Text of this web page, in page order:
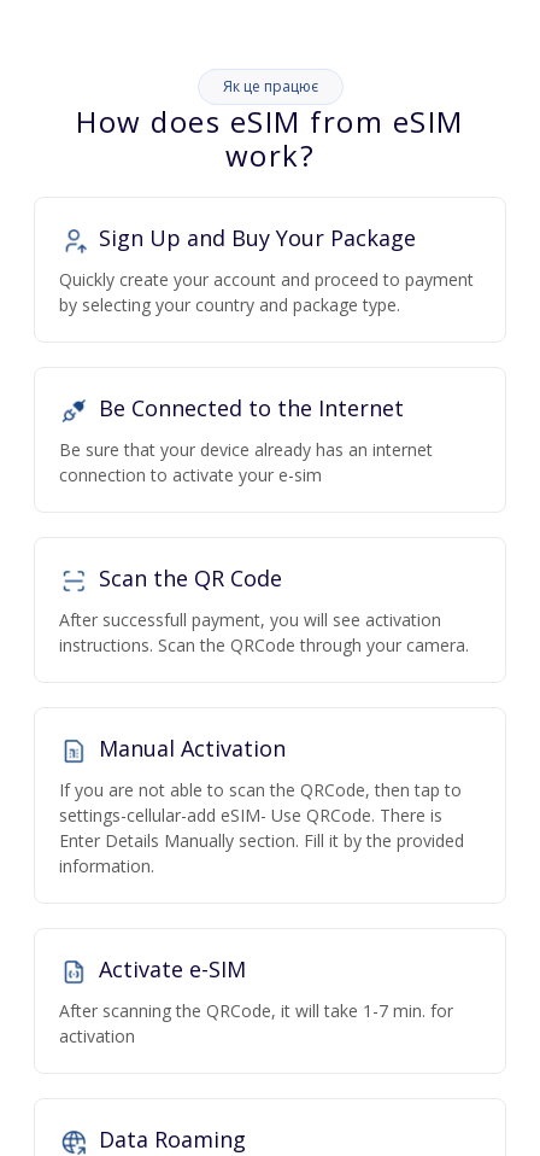
Як це працює
How does eSIM from eSIM
work?
Sign Up and Buy Your Package
Quickly create your account and proceed to payment
by selecting your country and package type.
Be Connected to the Internet
Be sure that your device already has an internet
connection to activate your e-sim
Scan the QR Code
After successfull payment, you will see activation
instructions. Scan the QRCode through your camera.
Manual Activation
If you are not able to scan the QRCode, then tap to
settings-cellular-add eSIM- Use QRCode. There is
Enter Details Manually section. Fill it by the provided
information.
Activate e-SIM
After scanning the QRCode, it will take 1-7 min. for
activation
Data Roaming